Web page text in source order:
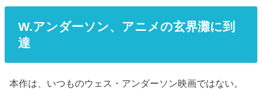
W.アンダーソン、アニメの玄界灘に到
達
本作は、いつものウェス・アンダーソン映画ではない。